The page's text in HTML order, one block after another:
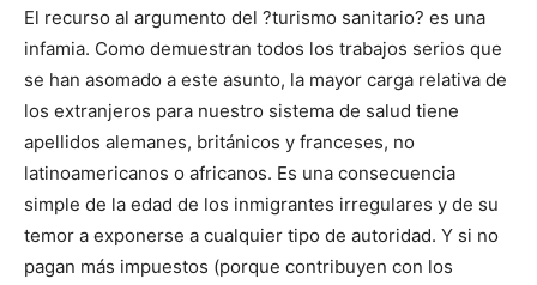
El recurso al argumento del ?turismo sanitario? es una
infamia. Como demuestran todos los trabajos serios que
se han asomado a este asunto, la mayor carga relativa de
los extranjeros para nuestro sistema de salud tiene
apellidos alemanes, británicos y franceses, no
latinoamericanos o africanos. Es una consecuencia
simple de la edad de los inmigrantes irregulares y de su
temor a exponerse a cualquier tipo de autoridad. Y si no
pagan más impuestos (porque contribuyen con los